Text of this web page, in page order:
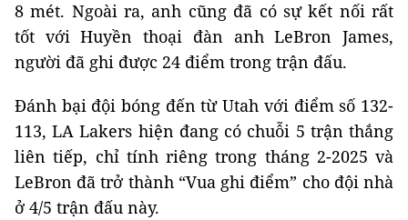
8 mét. Ngoài ra, anh cũng đã có sự kết nối rất
tốt với Huyền thoại đàn anh LeBron James,
người đã ghi được 24 điểm trong trận đấu.
Đánh bại đội bóng đến từ Utah với điểm số 132-
113, LA Lakers hiện đang có chuỗi 5 trận thắng
liên tiếp, chỉ tính riêng trong tháng 2-2025 và
LeBron đã trở thành “Vua ghi điểm” cho đội nhà
ở 4/5 trận đấu này.